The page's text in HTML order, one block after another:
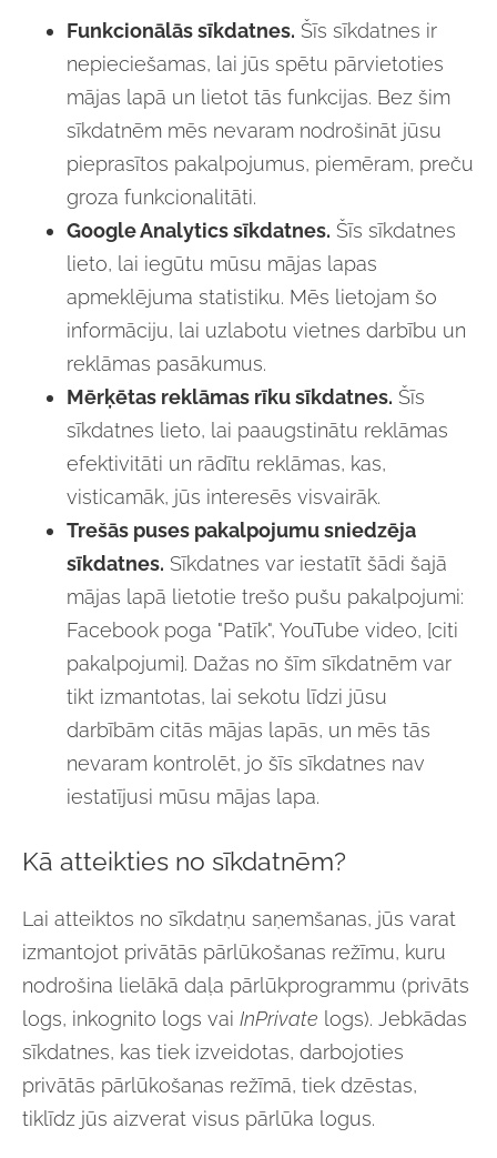
Funkcionālās sīkdatnes. Šīs sīkdatnes ir
nepieciešamas, lai jūs spētu pārvietoties
mājas lapā un lietot tās funkcijas. Bez šim
sīkdatnēm mēs nevaram nodrošināt jūsu
pieprasītos pakalpojumus, piemēram, preču
groza funkcionalitāti.
Google Analytics sīkdatnes. Šīs sīkdatnes
lieto, lai iegūtu mūsu mājas lapas
apmeklējuma statistiku. Mēs lietojam šo
informāciju, lai uzlabotu vietnes darbību un
reklāmas pasākumus.
Mērķētas reklāmas rīku sīkdatnes. Šīs
sīkdatnes lieto, lai paaugstinātu reklāmas
efektivitāti un rādītu reklāmas, kas,
visticamāk, jūs interesēs visvairāk.
Trešās puses pakalpojumu sniedzēja
sīkdatnes. Sīkdatnes var iestatīt šādi šajā
mājas lapā lietotie trešo pušu pakalpojumi:
Facebook poga "Patīk", YouTube video, [citi
pakalpojumi]. Dažas no šīm sīkdatnēm var
tikt izmantotas, lai sekotu līdzi jūsu
darbībām citās mājas lapās, un mēs tās
nevaram kontrolēt, jo šīs sīkdatnes nav
iestatījusi mūsu mājas lapa.
Kā atteikties no sīkdatnēm?
Lai atteiktos no sīkdatņu saņemšanas, jūs varat
izmantojot privātās pārlūkošanas režīmu, kuru
nodrošina lielākā daļa pārlūkprogrammu (privāts
logs, inkognito logs vai InPrivate logs). Jebkādas
sīkdatnes, kas tiek izveidotas, darbojoties
privātās pārlūkošanas režīmā, tiek dzēstas,
tiklīdz jūs aizverat visus pārlūka logus.